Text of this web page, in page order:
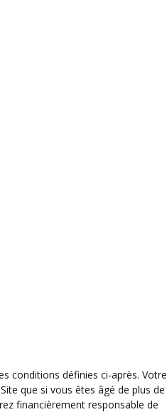
conditions définies ci-après. Votre
que si vous êtes âgé de plus de
financièrement responsable de